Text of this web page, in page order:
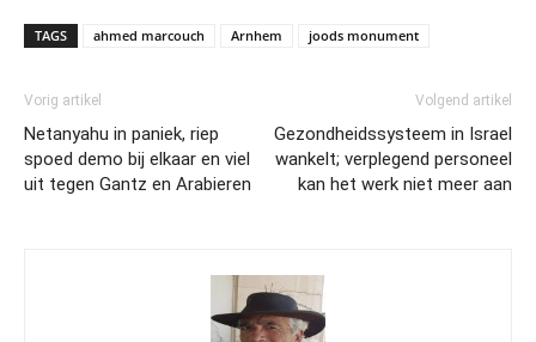
TAGS ahmed marcouch Arnhem joods monument
Vorig artikel
Netanyahu in paniek, riep
spoed demo bij elkaar en viel
uit tegen Gantz en Arabieren
Volgend artikel
Gezondheidssysteem in Israel
wankelt; verplegend personeel
kan het werk niet meer aan